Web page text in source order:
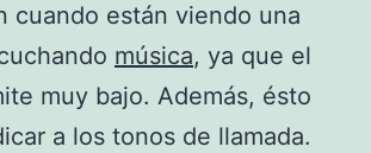
cuando están viendo una
música, ya que el
muy bajo. Además, ésto
a los tonos de llamada.